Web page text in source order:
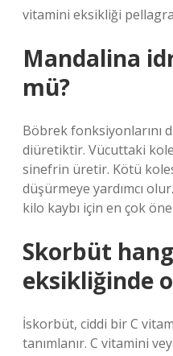
vitamini eksikliği
Mandalina
mü?
Böbrek fonksiyonlarını
diüretiktir. Vücuttaki
sinefrin üretir. Kötü
düşürmeye yardımcı
kilo kaybı için en çok
Skorbüt
eksikliğinde
İskorbüt, ciddi bir C
tanımlanır. C vitamini